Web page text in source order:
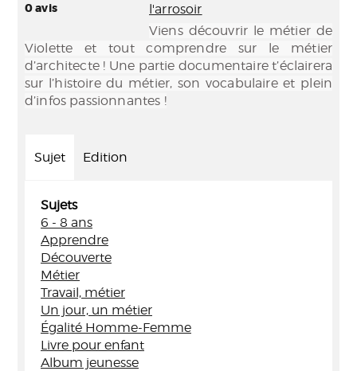
0avis
l'arrosoir
Viens découvrir le métier de
Violette et tout comprendre sur le métier
d’architecte ! Une partie documentaire t’éclairera
sur l’histoire du métier, son vocabulaire et plein
d’infos passionnantes !
Sujet Edition
Sujets
6 - 8 ans
Apprendre
Découverte
Métier
Travail, métier
Un jour, un métier
Égalité Homme-Femme
Livre pour enfant
Album jeunesse